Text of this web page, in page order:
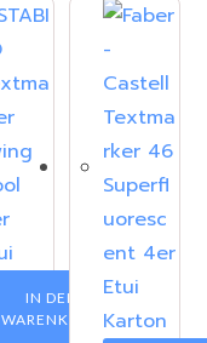
IN DEN
WARENKORB